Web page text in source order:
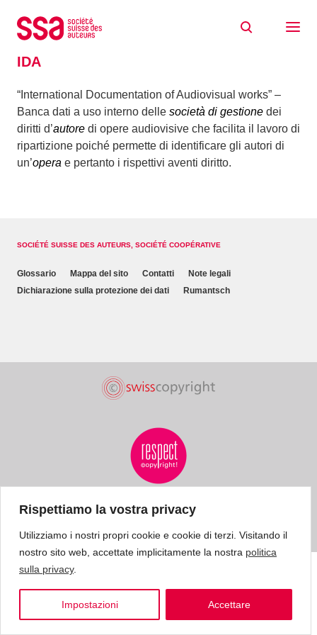
Rispettiamo la vostra privacy
Utilizziamo i nostri propri cookie e cookie di terzi. Visitando il
nostro sito web, accettate implicitamente la nostra politica
sulla privacy.
Impostazioni Accettare
IDA
“International Documentation of Audiovisual works” –
Banca dati a uso interno delle società di gestione dei
diritti d’autore di opere audiovisive che facilita il lavoro di
ripartizione poiché permette di identificare gli autori di
un’opera e pertanto i rispettivi aventi diritto.
SOCIÉTÉ SUISSE DES AUTEURS, SOCIÉTÉ COOPÉRATIVE
Glossario Mappa del sito Contatti
Note legali
Dichiarazione sulla protezione dei dati
Rumantsch